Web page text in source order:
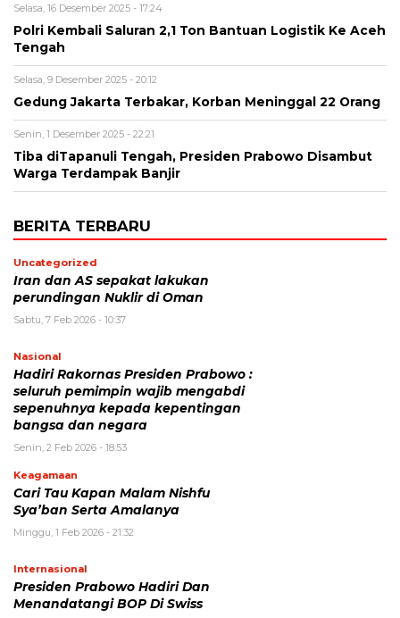
Selasa, 16 Desember 2025 - 17:24
Polri Kembali Saluran 2,1 Ton Bantuan Logistik Ke Aceh
Tengah
Selasa, 9 Desember 2025 - 20:12
Gedung Jakarta Terbakar, Korban Meninggal 22 Orang
Senin, 1 Desember 2025 - 22:21
Tiba diTapanuli Tengah, Presiden Prabowo Disambut
Warga Terdampak Banjir
BERITA TERBARU
Uncategorized
Iran dan AS sepakat lakukan
perundingan Nuklir di Oman
Sabtu, 7 Feb 2026 - 10:37
Nasional
Hadiri Rakornas Presiden Prabowo :
seluruh pemimpin wajib mengabdi
sepenuhnya kepada kepentingan
bangsa dan negara
Senin, 2 Feb 2026 - 18:53
Keagamaan
Cari Tau Kapan Malam Nishfu
Sya’ban Serta Amalanya
Minggu, 1 Feb 2026 - 21:32
Internasional
Presiden Prabowo Hadiri Dan
Menandatangi BOP Di Swiss